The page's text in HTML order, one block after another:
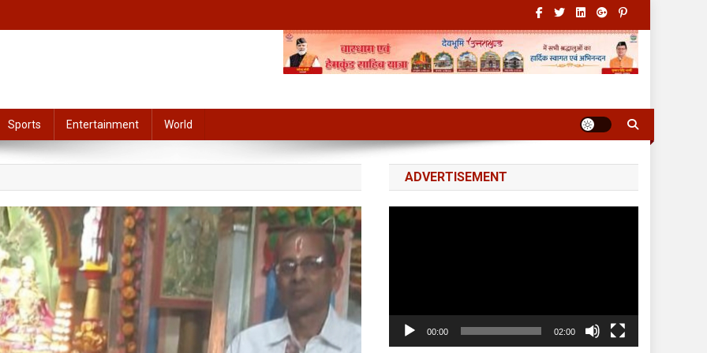
Sports Entertainment World
ADVERTISEMENT
00:00 02:00